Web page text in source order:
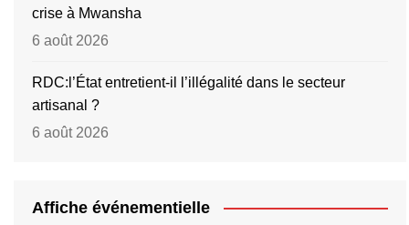
crise à Mwansha
6 août 2026
RDC:l’État entretient-il l’illégalité dans le secteur
artisanal ?
6 août 2026
Affiche événementielle